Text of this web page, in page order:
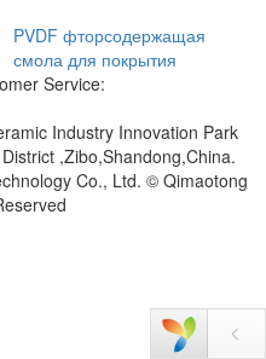
PVDF фторсодержащая
смола для покрытия
Service:
Industry Innovation Park
,Zibo,Shandong,China.
Co., Ltd. © Qimaotong